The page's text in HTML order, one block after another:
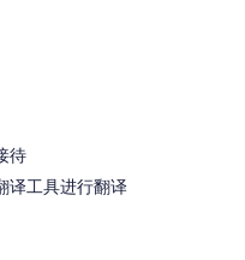
待
译工具进行翻译